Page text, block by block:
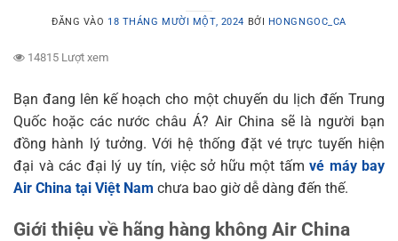
ĐĂNG VÀO 18 THÁNG MƯỜI MỘT, 2024 BỞI HONGNGOC_CA
14815 Lượt xem
Bạn đang lên kế hoạch cho một chuyến du lịch đến Trung
Quốc hoặc các nước châu Á? Air China sẽ là người bạn
đồng hành lý tưởng. Với hệ thống đặt vé trực tuyến hiện
đại và các đại lý uy tín, việc sở hữu một tấm vé máy bay
Air China tại Việt Nam chưa bao giờ dễ dàng đến thế.
Giới thiệu về hãng hàng không Air China